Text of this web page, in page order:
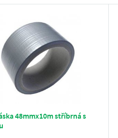
48mmx10m stříbrná s